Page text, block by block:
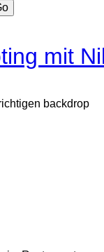
mit
backdrop